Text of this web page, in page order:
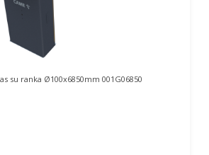
su ranka Ø100x6850mm 001G06850